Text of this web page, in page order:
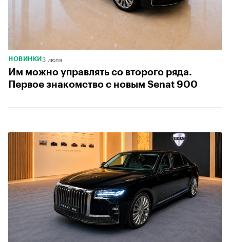
НОВИНКИ 3 июля
Им можно управлять со второго ряда.
Первое знакомство с новым Senat 900